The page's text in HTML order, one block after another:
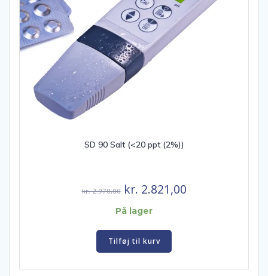
SD 90 Salt (<20 ppt (2%))
kr.2.970,00 Den
oprindelige
var:
kr. 2.970,00.
kr. 2.821,00Den
På lager
Tilføj til kurv